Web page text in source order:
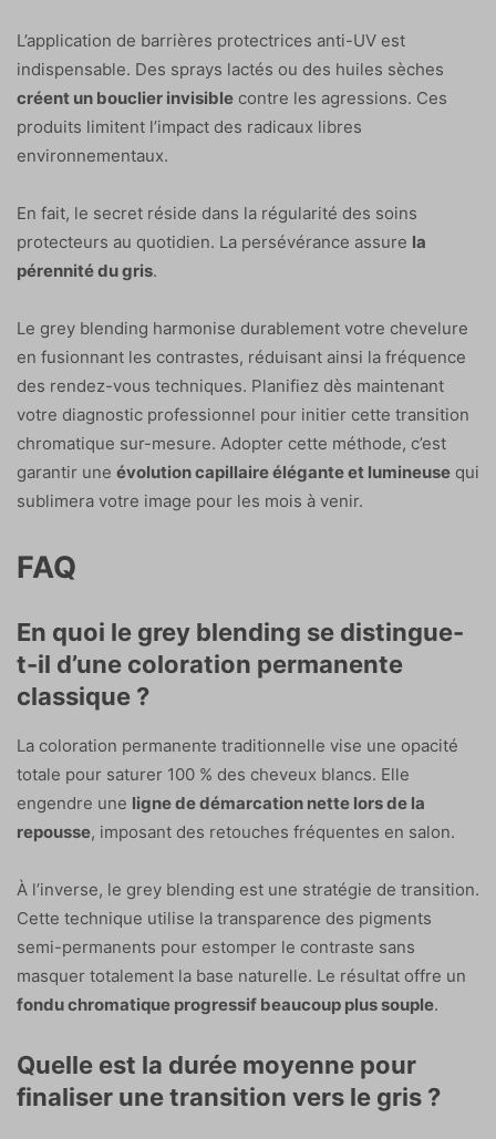
L’application de barrières protectrices anti-UV est
indispensable. Des sprays lactés ou des huiles sèches
créent un bouclier invisible contre les agressions. Ces
produits limitent l’impact des radicaux libres
environnementaux.
En fait, le secret réside dans la régularité des soins
protecteurs au quotidien. La persévérance assure la
pérennité du gris.
Le grey blending harmonise durablement votre chevelure
en fusionnant les contrastes, réduisant ainsi la fréquence
des rendez-vous techniques. Planifiez dès maintenant
votre diagnostic professionnel pour initier cette transition
chromatique sur-mesure. Adopter cette méthode, c’est
garantir une évolution capillaire élégante et lumineuse qui
sublimera votre image pour les mois à venir.
FAQ
En quoi le grey blending se distingue-
t-il d’une coloration permanente
classique ?
La coloration permanente traditionnelle vise une opacité
totale pour saturer 100 % des cheveux blancs. Elle
engendre une ligne de démarcation nette lors de la
repousse, imposant des retouches fréquentes en salon.
À l’inverse, le grey blending est une stratégie de transition.
Cette technique utilise la transparence des pigments
semi-permanents pour estomper le contraste sans
masquer totalement la base naturelle. Le résultat offre un
fondu chromatique progressif beaucoup plus souple.
Quelle est la durée moyenne pour
finaliser une transition vers le gris ?